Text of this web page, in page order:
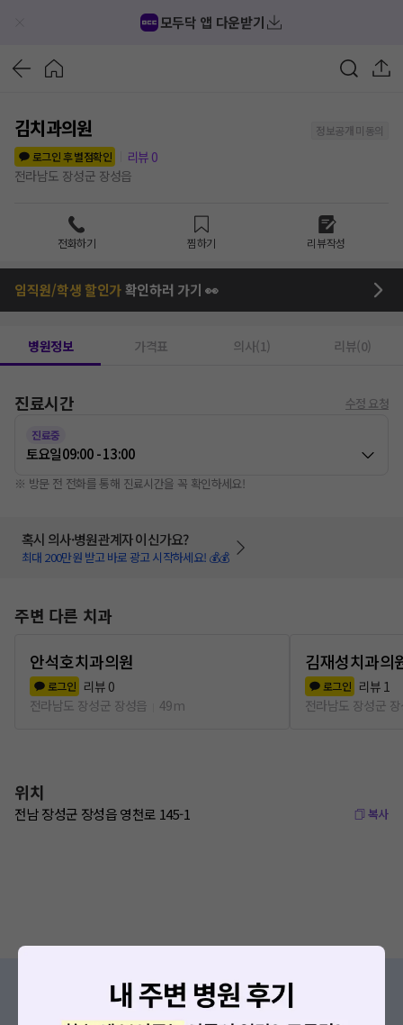
모두닥 앱 다운받기
김치과의원
정보공개 미동의
로그인 후 별점확인
리뷰 0
전라남도 장성군 장성읍
전화하기 찜하기 리뷰작성
임직원/학생 할인가확인하러 가기 👀
병원정보 가격표 의사(1) 리뷰(0)
진료시간 수정 요청
진료중
토요일09:00 - 13:00
※ 방문 전 전화를 통해 진료시간을 꼭 확인하세요!
혹시 의사·병원관계자 이신가요?
최대 200만원 받고 바로 광고 시작하세요! 💰💰
주변 다른 치과
안석호치과의원
로그인 리뷰 0
전라남도 장성군 장성읍
49m
김재성치과의
로그인 리뷰 1
전라남도 장성군
위치
전남 장성군 장성읍 영천로 145-1 복사
증상/치료, 궁금한 점이 있나요?
의사가 직접 답해드려요!